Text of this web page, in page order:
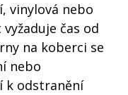
vinylová nebo
čas od
na koberci se
nebo
k odstranění